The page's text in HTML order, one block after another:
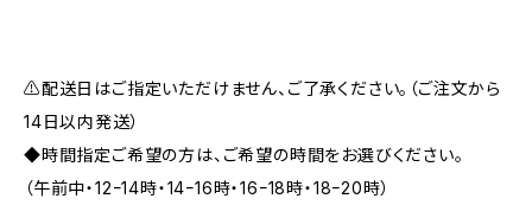
⚠️配送日はご指定いただけません、ご了承ください。（ご注文から
14日以内発送）
◆時間指定ご希望の方は、ご希望の時間をお選びください。
（午前中・12ｰ14時・14ｰ16時・16ｰ18時・18ｰ20時）